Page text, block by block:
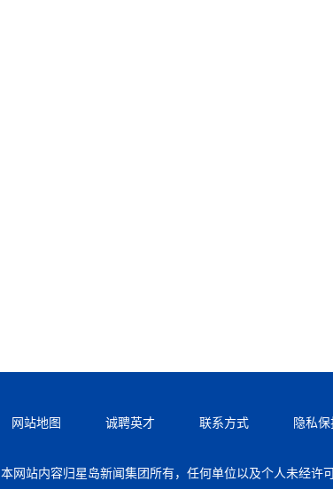
网站地图 诚聘英才 联系方式 隐私保
本网站内容归星岛新闻集团所有，任何单位以及个人未经许